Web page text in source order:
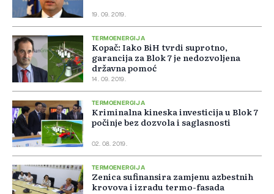
19. 09. 2019.
TERMOENERGIJA
Kopač: Iako BiH tvrdi suprotno,
garancija za Blok 7 je nedozvoljena
državna pomoć
14. 09. 2019.
TERMOENERGIJA
Kriminalna kineska investicija u Blok 7
počinje bez dozvola i saglasnosti
02. 08. 2019.
TERMOENERGIJA
Zenica sufinansira zamjenu azbestnih
krovova i izradu termo-fasada